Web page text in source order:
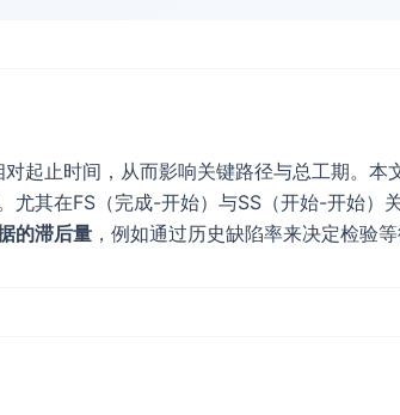
起止时间，从而影响关键路径与总工期。本
尤其在FS（完成-开始）与SS（开始-开始）
的滞后量 ，例如通过历史缺陷率来决定检验